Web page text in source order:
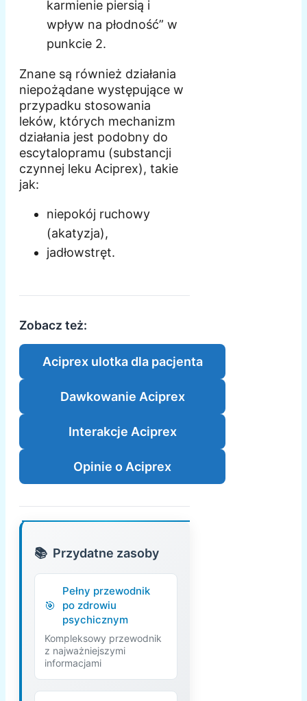
karmienie piersią i
wpływ na płodność” w
punkcie 2.
Znane są również działania
niepożądane występujące w
przypadku stosowania
leków, których mechanizm
działania jest podobny do
escytalopramu (substancji
czynnej leku Aciprex), takie
jak:
niepokój ruchowy
(akatyzja),
jadłowstręt.
Zobacz też:
Aciprex ulotka dla pacjenta
Dawkowanie Aciprex
Interakcje Aciprex
Opinie o Aciprex
Przydatne zasoby
Pełny przewodnik
po zdrowiu
psychicznym
Kompleksowy przewodnik
z najważniejszymi
informacjami